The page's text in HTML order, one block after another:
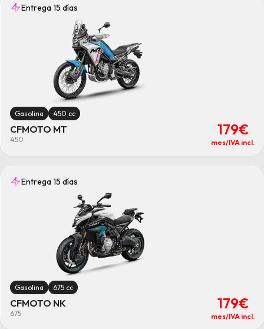
Entrega 15 días
Gasolina 450 cc
CFMOTO MT
450
179€
mes/IVA incl.
Entrega 15 días
Gasolina 675 cc
CFMOTO NK
675
179€
mes/IVA incl.